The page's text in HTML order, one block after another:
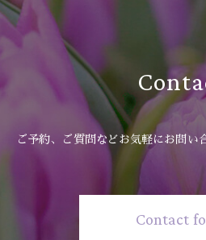
ご予約、ご質問などお気軽にお問い
Contact